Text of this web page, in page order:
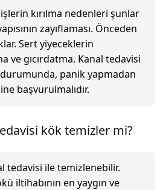
kırılma nedenleri şunlar
zayıflaması. Önceden
Sert yiyeceklerin
ve gıcırdatma. Kanal tedavisi
durumunda, panik yapmadan
başvurulmalıdır.
kök temizler mi?
tedavisi ile temizlenebilir.
iltihabının en yaygın ve